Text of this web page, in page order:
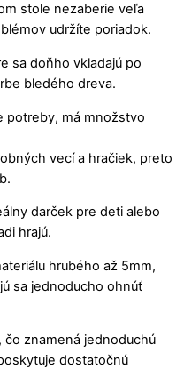
stole nezaberie veľa
udržíte poriadok.
sa doňho vkladajú po
bledého dreva.
potreby, má množstvo
vecí a hračiek, preto
darček pre deti alebo
hrajú.
hrubého až 5mm,
sa jednoducho ohnúť
čo znamená jednoduchú
dostatočnú